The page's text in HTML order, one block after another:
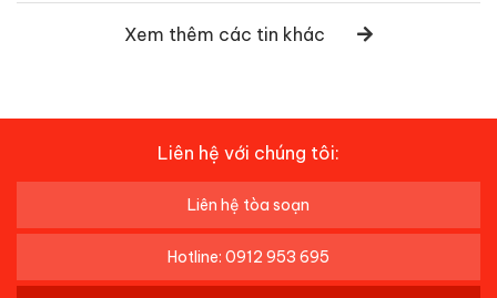
Xem thêm các tin khác
Liên hệ với chúng tôi:
Liên hệ tòa soạn
Hotline: 0912 953 695